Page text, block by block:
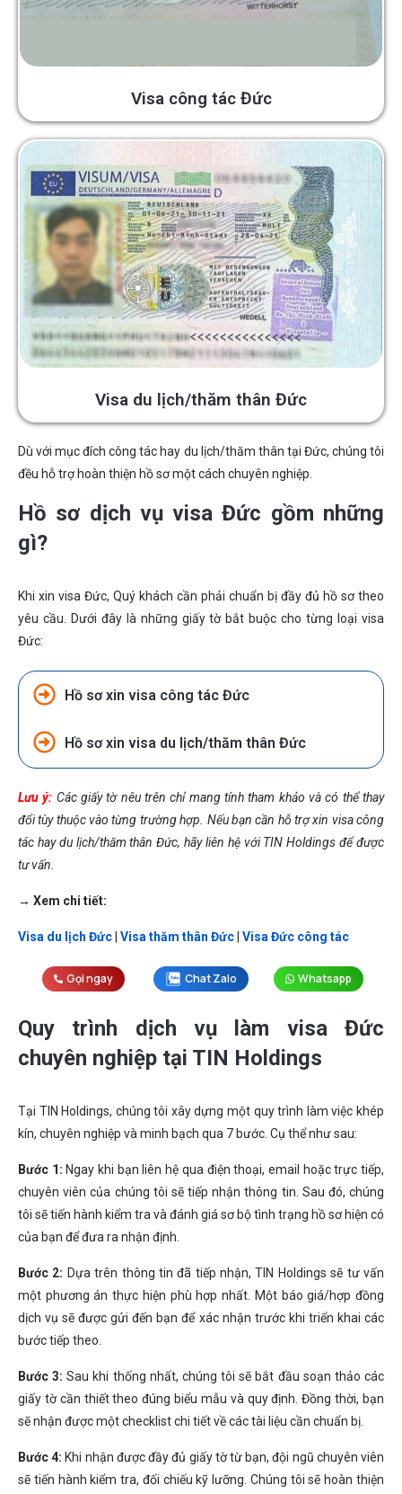
Visa công tác Đức
Visa du lịch/thăm thân Đức
Dù với mục đích công tác hay du lịch/thăm thân tại Đức, chúng tôi
đều hỗ trợ hoàn thiện hồ sơ một cách chuyên nghiệp.
Hồ sơ dịch vụ visa Đức gồm những
gì?
Khi xin visa Đức, Quý khách cần phải chuẩn bị đầy đủ hồ sơ theo
yêu cầu. Dưới đây là những giấy tờ bắt buộc cho từng loại visa
Đức:
Hồ sơ xin visa công tác Đức
Hồ sơ xin visa du lịch/thăm thân Đức
Lưu ý: Các giấy tờ nêu trên chỉ mang tính tham khảo và có thể thay
đổi tùy thuộc vào từng trường hợp. Nếu bạn cần hỗ trợ xin visa công
tác hay du lịch/thăm thân Đức, hãy liên hệ với TIN Holdings để được
tư vấn.
→ Xem chi tiết:
Visa du lịch Đức Visa thăm thân Đức Visa Đức công tác
Gọi ngay Chat Zalo Whatsapp
Quy trình dịch vụ làm visa Đức
chuyên nghiệp tại TIN Holdings
Tại TIN Holdings, chúng tôi xây dựng một quy trình làm việc khép
kín, chuyên nghiệp và minh bạch qua 7 bước. Cụ thể như sau:
Bước 1: Ngay khi bạn liên hệ qua điện thoại, email hoặc trực tiếp,
chuyên viên của chúng tôi sẽ tiếp nhận thông tin. Sau đó, chúng
tôi sẽ tiến hành kiểm tra và đánh giá sơ bộ tình trạng hồ sơ hiện có
của bạn để đưa ra nhận định.
Bước 2: Dựa trên thông tin đã tiếp nhận, TIN Holdings sẽ tư vấn
một phương án thực hiện phù hợp nhất. Một báo giá/hợp đồng
dịch vụ sẽ được gửi đến bạn để xác nhận trước khi triển khai các
bước tiếp theo.
Bước 3: Sau khi thống nhất, chúng tôi sẽ bắt đầu soạn thảo các
giấy tờ cần thiết theo đúng biểu mẫu và quy định. Đồng thời, bạn
sẽ nhận được một checklist chi tiết về các tài liệu cần chuẩn bị.
Bước 4: Khi nhận được đầy đủ giấy tờ từ bạn, đội ngũ chuyên viên
sẽ tiến hành kiểm tra, đối chiếu kỹ lưỡng. Chúng tôi sẽ hoàn thiện